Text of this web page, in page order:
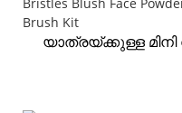
യാത്രയ്ക്കുള്ള മിനി